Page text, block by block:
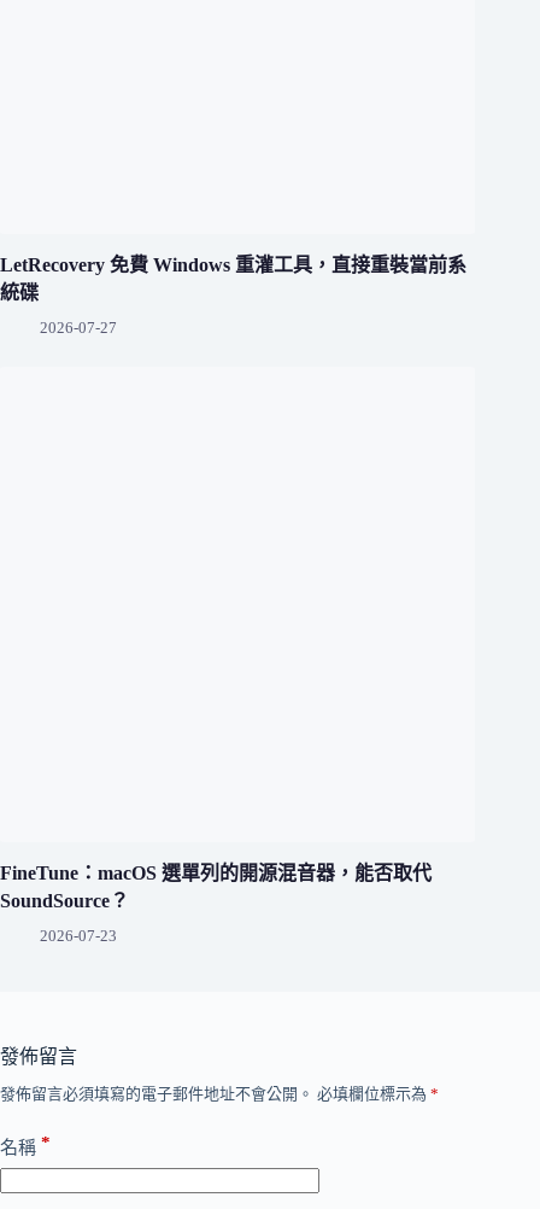
LetRecovery 免費 Windows 重灌工具，直接重裝當前系
統碟
2026-07-27
FineTune：macOS 選單列的開源混音器，能否取代
SoundSource？
2026-07-23
發佈留言
發佈留言必須填寫的電子郵件地址不會公開。 必填欄位標示為 *
名稱 *